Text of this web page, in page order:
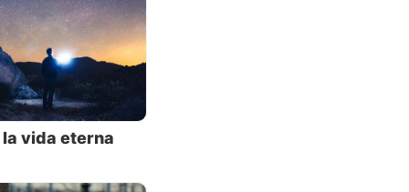
el
la vida eterna